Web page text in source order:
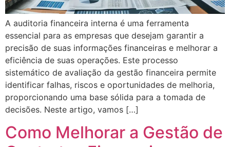
A auditoria financeira interna é uma ferramenta
essencial para as empresas que desejam garantir a
precisão de suas informações financeiras e melhorar a
eficiência de suas operações. Este processo
sistemático de avaliação da gestão financeira permite
identificar falhas, riscos e oportunidades de melhoria,
proporcionando uma base sólida para a tomada de
decisões. Neste artigo, vamos […]
Como Melhorar a Gestão de